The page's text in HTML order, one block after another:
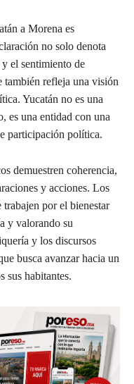
a Morena es
no solo denota
el sentimiento de
también refleja una visión
Yucatán no es una
es una entidad con una
participación política.
demuestren coherencia,
y acciones. Los
trabajen por el bienestar
y valorando su
y los discursos
busca avanzar hacia un
sus habitantes.